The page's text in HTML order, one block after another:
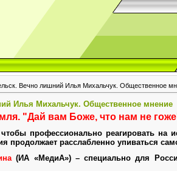
Вечно лишний Илья Михальчук. Общественное
Илья Михальчук. Общественное мнение
"Дай вам Боже, что нам не
чтобы профессионально реагировать на
продолжает расслабленно упиваться
(ИА «МедиА») – специально для